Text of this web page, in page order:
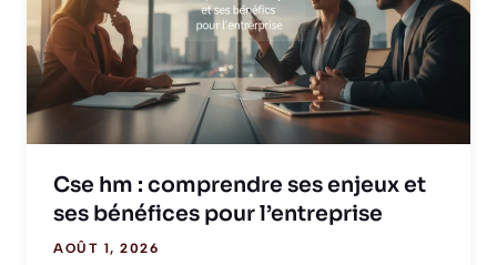
Cse hm : comprendre ses enjeux et
ses bénéfices pour l’entreprise
AOÛT 1, 2026